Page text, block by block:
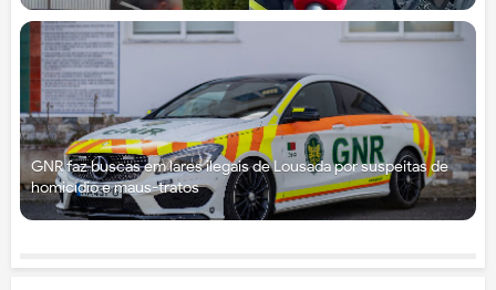
GNR faz buscas em lares ilegais de Lousada por suspeitas de
homicídio e maus-tratos